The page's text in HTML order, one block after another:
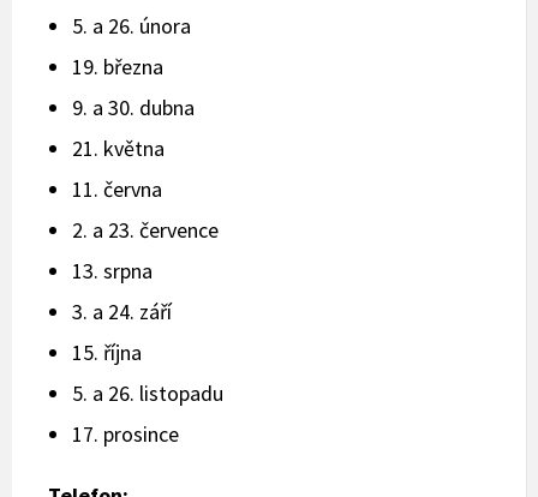
5. a 26. února
19. března
9. a 30. dubna
21. května
11. června
2. a 23. července
13. srpna
3. a 24. září
15. října
5. a 26. listopadu
17. prosince